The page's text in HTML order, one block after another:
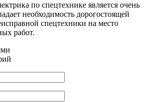
по спецтехнике является очень
необходимость дорогостоящей
спецтехники на место
работ.